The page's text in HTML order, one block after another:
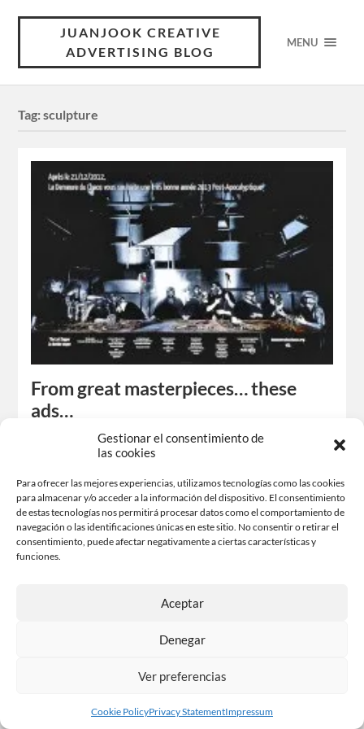
Gestionar el consentimiento de
las cookies
Para ofrecer las mejores experiencias, utilizamos tecnologías como las cookies
para almacenar y/o acceder a la información del dispositivo. El consentimiento
de estas tecnologías nos permitirá procesar datos como el comportamiento de
navegación o las identificaciones únicas en este sitio. No consentir o retirar el
consentimiento, puede afectar negativamente a ciertas características y
funciones.
Aceptar
Denegar
Ver preferencias
Cookie PolicyPrivacy StatementImpressum
JUANJOOK CREATIVE
ADVERTISING BLOG
MENU
Tag:sculpture
From great masterpieces… these
ads…
We are really aware of the great importance that currently
causes the world of advertising, communication,
that…
Share-it
Facebook X